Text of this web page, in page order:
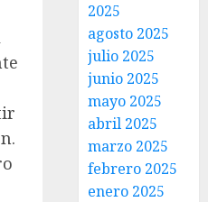
2025
agosto 2025
julio 2025
junio 2025
mayo 2025
abril 2025
marzo 2025
febrero 2025
enero 2025